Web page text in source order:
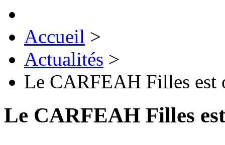
Accueil >
Actualités >
Le CARFEAH Filles est
Le CARFEAH Filles